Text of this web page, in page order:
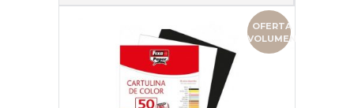
OFERTA
VOLUMEN